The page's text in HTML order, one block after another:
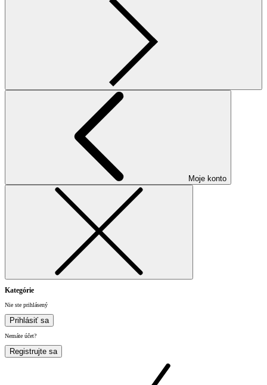
Moje konto
Kategórie
Nie ste prihlásený
Prihlásiť sa
Nemáte účet?
Registrujte sa